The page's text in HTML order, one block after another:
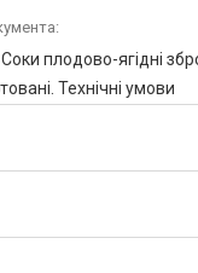
плодово-ягідні
Технічні умови